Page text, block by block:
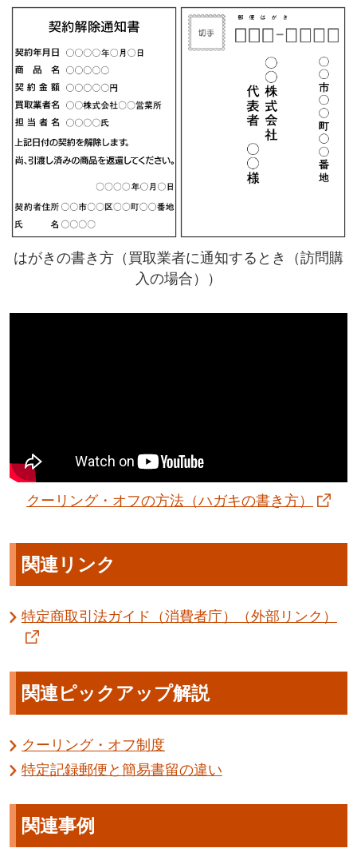
はがきの書き方（買取業者に通知するとき（訪問購
入の場合））
クーリング・オフの方法（ハガキの書き方）
関連リンク
特定商取引法ガイド（消費者庁）（外部リンク）
関連ピックアップ解説
クーリング・オフ制度
特定記録郵便と簡易書留の違い
関連事例